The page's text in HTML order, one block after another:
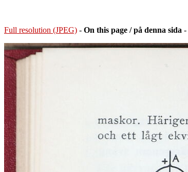
Full resolution (JPEG) - On this page / på denna sida -